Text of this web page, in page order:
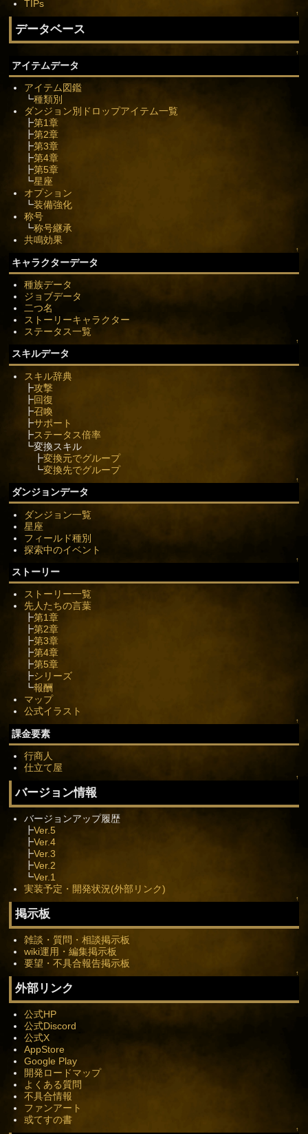
TIPs
↑
データベース
↑
アイテムデータ
アイテム図鑑
┗種類別
ダンジョン別ドロップアイテム一覧
┣第1章
┣第2章
┣第3章
┣第4章
┣第5章
┗星座
オプション
┗装備強化
称号
┗称号継承
共鳴効果
↑
キャラクターデータ
種族データ
ジョブデータ
二つ名
ストーリーキャラクター
ステータス一覧
↑
スキルデータ
スキル辞典
┣攻撃
┣回復
┣召喚
┣サポート
┣ステータス倍率
┗変換スキル
┣変換元でグループ
┗変換先でグループ
↑
ダンジョンデータ
ダンジョン一覧
星座
フィールド種別
探索中のイベント
↑
ストーリー
ストーリー一覧
先人たちの言葉
┣第1章
┣第2章
┣第3章
┣第4章
┣第5章
┣シリーズ
┗報酬
マップ
公式イラスト
↑
課金要素
行商人
仕立て屋
↑
バージョン情報
バージョンアップ履歴
┣Ver.5
┣Ver.4
┣Ver.3
┣Ver.2
┗Ver.1
実装予定・開発状況(外部リンク)
↑
掲示板
雑談・質問・相談掲示板
wiki運用・編集掲示板
要望・不具合報告掲示板
↑
外部リンク
公式HP
公式Discord
公式X
AppStore
Google Play
開発ロードマップ
よくある質問
不具合情報
ファンアート
或てすの書
↑